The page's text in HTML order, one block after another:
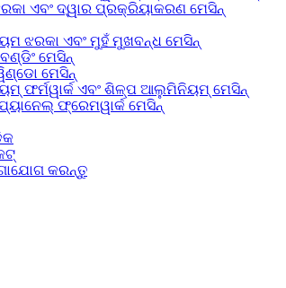
ଏବଂ ଦ୍ୱାର ପ୍ରକ୍ରିୟାକରଣ ମେସିନ୍
ଝରକା ଏବଂ ମୁହଁ ମୁଖବନ୍ଧ ମେସିନ୍
ମେସିନ୍
ମେସିନ୍
ଫର୍ମୱାର୍କ ଏବଂ ଶିଳ୍ପ ଆଲୁମିନିୟମ୍ ମେସିନ୍
ଫ୍ରେମୱାର୍କ ମେସିନ୍
କରନ୍ତୁ